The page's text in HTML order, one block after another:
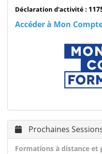
Déclaration d'activité :
Accéder à Mon
Prochaines
Formations à distance et